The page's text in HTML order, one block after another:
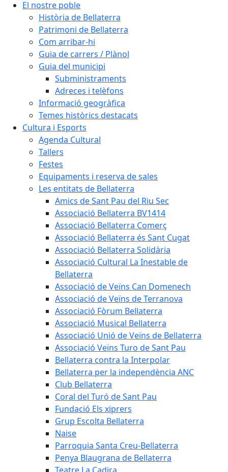
El nostre poble
Història de Bellaterra
Patrimoni de Bellaterra
Com arribar-hi
Guia de carrers / Plànol
Guia del municipi
Subministraments
Adreces i telèfons
Informació geogràfica
Temes històrics destacats
Cultura i Esports
Agenda Cultural
Tallers
Festes
Equipaments i reserva de sales
Les entitats de Bellaterra
Amics de Sant Pau del Riu Sec
Associació Bellaterra BV1414
Associació Bellaterra Comerç
Associació Bellaterra és Sant Cugat
Associació Bellaterra Solidària
Associació Cultural La Inestable de
Bellaterra
Associació de Veïns Can Domenech
Associació de Veïns de Terranova
Associació Fòrum Bellaterra
Associació Musical Bellaterra
Associació Unió de Veïns de Bellaterra
Associació Veïns Turo de Sant Pau
Bellaterra contra la Interpolar
Bellaterra per la independència ANC
Club Bellaterra
Coral del Turó de Sant Pau
Fundació Els xiprers
Grup Escolta Bellaterra
Naise
Parroquia Santa Creu-Bellaterra
Penya Blaugrana de Bellaterra